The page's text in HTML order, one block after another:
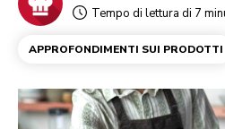
Tempo di lettura di 7
APPROFONDIMENTI SUI PRODOTTI